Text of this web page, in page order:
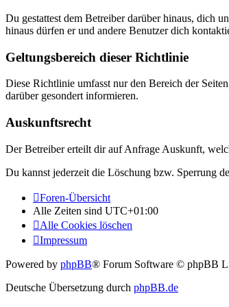
Du gestattest dem Betreiber darüber hinaus, dich
hinaus dürfen er und andere Benutzer dich
Geltungsbereich dieser Richtlinie
Diese Richtlinie umfasst nur den Bereich der
darüber gesondert informieren.
Auskunftsrecht
Der Betreiber erteilt dir auf Anfrage Auskunft,
Du kannst jederzeit die Löschung bzw. Sperrung
Foren-Übersicht
Alle Zeiten sind UTC+01:00
Alle Cookies löschen
Impressum
Powered by phpBB® Forum Software © phpBB
Deutsche Übersetzung durch phpBB.de